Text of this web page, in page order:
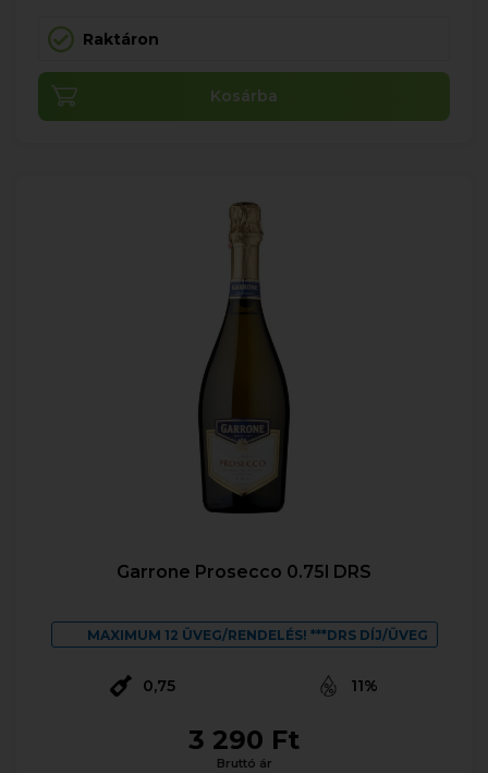
Raktáron
Kosárba
Garrone Prosecco 0.75l DRS
MAXIMUM 12 ÜVEG/RENDELÉS! ***DRS DÍJ/ÜVEG
0,75 11%
3 290 Ft
Bruttó ár